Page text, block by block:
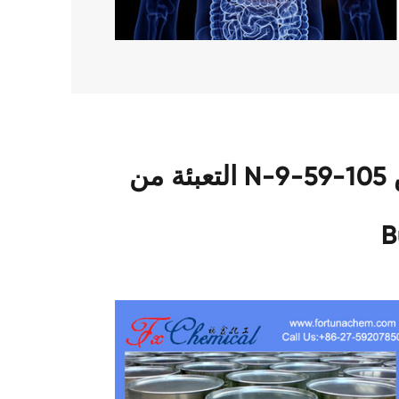
التعبئة من N-ميثيلديثانولامين (مديا) كاس 105-59-9